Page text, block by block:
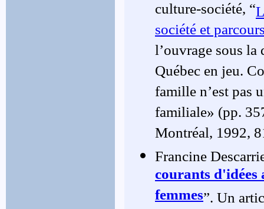
culture-société, “
société et
l’ouvrage sous
Québec en jeu.
famille n’est pas
familiale» (pp.
Montréal, 1992,
Francine
courants d'idées
femmes”. Un